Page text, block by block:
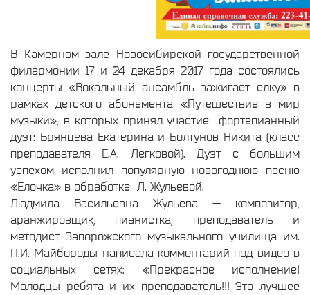
В Камерном зале Новосибирской государственной
филармонии 17 и 24 декабря 2017 года состоялись
концерты «Вокальный ансамбль зажигает елку» в
рамках детского абонемента «Путешествие в мир
музыки», в которых принял участие фортепианный
дуэт: Брянцева Екатерина и Болтунов Никита (класс
преподавателя Е.А. Легковой). Дуэт с большим
успехом исполнил популярную новогоднюю песню
«Елочка» в обработке Л. Жульевой.
Людмила Васильевна Жульева — композитор,
аранжировщик, пианистка, преподаватель и
методист Запорожского музыкального училища им.
П.И. Майбороды написала комментарий под видео в
социальных сетях: «Прекрасное исполнение!
Молодцы ребята и их преподаватель!!! Это лучшее